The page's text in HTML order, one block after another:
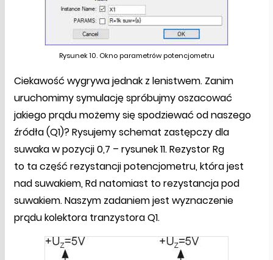
Rysunek 10. Okno parametrów potencjometru
Ciekawość wygrywa jednak z lenistwem. Zanim
uruchomimy symulację spróbujmy oszacować
jakiego prądu możemy się spodziewać od naszego
źródła (Q1)? Rysujemy schemat zastępczy dla
suwaka w pozycji 0,7 – rysunek 11. Rezystor Rg
to ta część rezystancji potencjometru, która jest
nad suwakiem, Rd natomiast to rezystancja pod
suwakiem. Naszym zadaniem jest wyznaczenie
prądu kolektora tranzystora Q1.